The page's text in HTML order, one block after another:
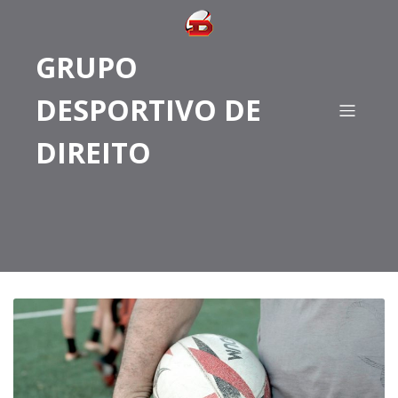
GRUPO
DESPORTIVO DE
DIREITO